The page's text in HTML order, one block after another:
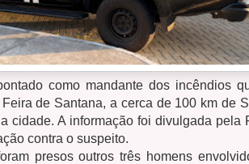
como mandante dos incêndios
de Santana, a cerca de 100 km de
cidade. A informação foi divulgada pela
contra o suspeito.
presos outros três homens